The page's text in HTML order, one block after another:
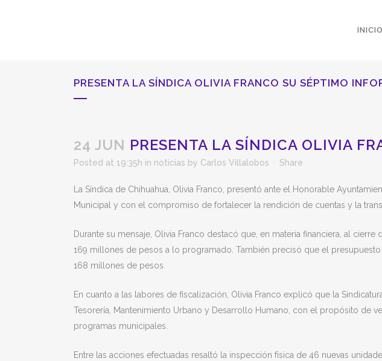
INICIO
PRESENTA LA SÍNDICA OLIVIA FRANCO SU SÉPTIMO
24 JUN PRESENTA LA SÍNDICA OLIVIA
Posted at 19:35h in noticias by Carlos Villalobos Share
La Síndica de Chihuahua, Olivia Franco, presentó ante el Honorable
Municipal y con el compromiso de fortalecer la rendición de cuentas y la
Durante su mensaje, Olivia Franco destacó que, en materia financiera, al
169 millones de pesos a lo programado. También precisó que el
168 millones de pesos.
En cuanto a las labores de fiscalización, Olivia Franco explicó que la
Tesorería, Mantenimiento Urbano y Desarrollo Humano, con el propósito
programas municipales.
Entre las acciones efectuadas resaltó la inspección física de 46 nuevas